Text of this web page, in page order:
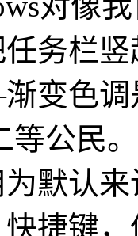
务栏
变色调
等公民
为默认
捷键